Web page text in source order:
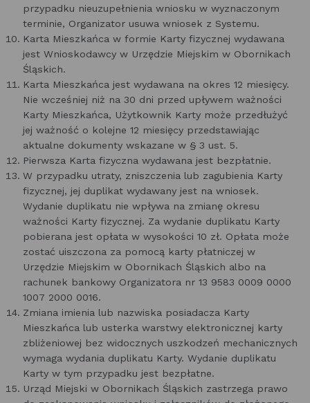
przypadku nieuzupełnienia wniosku w wyznaczonym
terminie, Organizator usuwa wniosek z Systemu.
Karta Mieszkańca w formie Karty fizycznej wydawana
jest Wnioskodawcy w Urzędzie Miejskim w Obornikach
Śląskich.
Karta Mieszkańca jest wydawana na okres 12 miesięcy.
Nie wcześniej niż na 30 dni przed upływem ważności
Karty Mieszkańca, Użytkownik Karty może przedłużyć
jej ważność o kolejne 12 miesięcy przedstawiając
aktualne dokumenty wskazane w § 3 ust. 5.
Pierwsza Karta fizyczna wydawana jest bezpłatnie.
W przypadku utraty, zniszczenia lub zagubienia Karty
fizycznej, jej duplikat wydawany jest na wniosek.
Wydanie duplikatu nie wpływa na zmianę okresu
ważności Karty fizycznej. Za wydanie duplikatu Karty
pobierana jest opłata w wysokości 10 zł. Opłata może
zostać uiszczona za pomocą karty płatniczej w
Urzędzie Miejskim w Obornikach Śląskich albo na
rachunek bankowy Organizatora nr 13 9583 0009 0000
1007 2000 0016.
Zmiana imienia lub nazwiska posiadacza Karty
Mieszkańca lub usterka warstwy elektronicznej karty
zbliżeniowej bez widocznych uszkodzeń mechanicznych
wymaga wydania duplikatu Karty. Wydanie duplikatu
Karty w tym przypadku jest bezpłatne.
Urząd Miejski w Obornikach Śląskich zastrzega prawo